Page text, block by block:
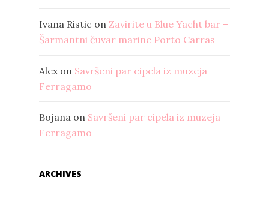
Ivana Ristic on Zavirite u Blue Yacht bar –
Šarmantni čuvar marine Porto Carras
Alex on Savršeni par cipela iz muzeja
Ferragamo
Bojana on Savršeni par cipela iz muzeja
Ferragamo
ARCHIVES